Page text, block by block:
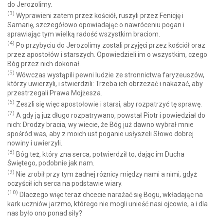
do Jerozolimy.
(3) Wyprawieni zatem przez kościół, ruszyli przez Fenicję i
Samarię, szczegółowo opowiadając o nawróceniu pogan i
sprawiając tym wielką radość wszystkim braciom.
(4) Po przybyciu do Jerozolimy zostali przyjęci przez kościół oraz
przez apostołów i starszych. Opowiedzieli im o wszystkim, czego
Bóg przez nich dokonał.
(5) Wówczas wystąpili pewni ludzie ze stronnictwa faryzeuszów,
którzy uwierzyli, i stwierdzili: Trzeba ich obrzezać i nakazać, aby
przestrzegali Prawa Mojżesza.
(6) Zeszli się więc apostołowie i starsi, aby rozpatrzyć tę sprawę.
(7) A gdy ją już długo rozpatrywano, powstał Piotr i powiedział do
nich: Drodzy bracia, wy wiecie, że Bóg już dawno wybrał mnie
spośród was, aby z moich ust poganie usłyszeli Słowo dobrej
nowiny i uwierzyli.
(8) Bóg też, który zna serca, potwierdził to, dając im Ducha
Świętego, podobnie jak nam.
(9) Nie zrobił przy tym żadnej różnicy między nami a nimi, gdyż
oczyścił ich serca na podstawie wiary.
(10) Dlaczego więc teraz chcecie narażać się Bogu, wkładając na
kark uczniów jarzmo, którego nie mogli unieść nasi ojcowie, a i dla
nas było ono ponad siły?